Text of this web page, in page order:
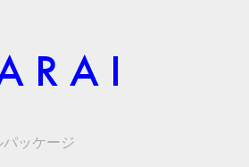
R A I
パッケージ